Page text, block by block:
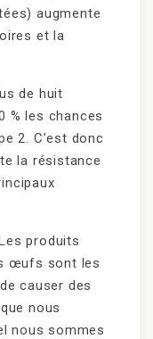
augmente
et la
de huit
% les chances
2. C’est donc
la résistance
produits
œufs sont les
causer des
nous
nous sommes